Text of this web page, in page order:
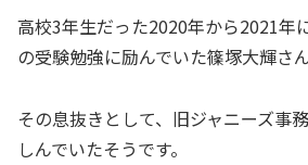
高校3年生だった2020年から2021年
の受験勉強に励んでいた篠塚大輝さん
その息抜きとして、旧ジャニーズ事
しんでいたそうです。